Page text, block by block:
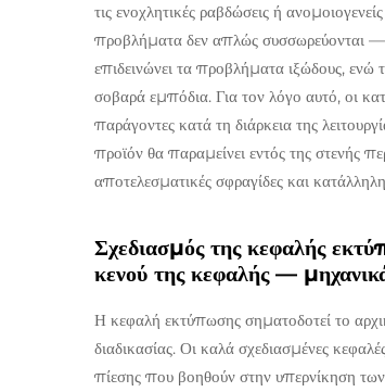
τις ενοχλητικές ραβδώσεις ή
προβλήματα δεν απλώς συσσωρεύονται —
επιδεινώνει τα προβλήματα ιξώδους,
σοβαρά εμπόδια. Για τον λόγο αυτό, οι
παράγοντες κατά τη διάρκεια της
προϊόν θα παραμείνει εντός της στενής
αποτελεσματικές σφραγίδες και
Σχεδιασμός της κεφαλής
κενού της κεφαλής —
Η κεφαλή εκτύπωσης σηματοδοτεί το
διαδικασίας. Οι καλά σχεδιασμένες
πίεσης που βοηθούν στην υπερνίκηση